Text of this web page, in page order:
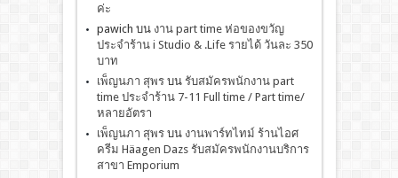
ค่ะ
pawich บน งาน part time ห่อของขวัญ
ประจำร้าน i Studio & .Life รายได้ วันละ 350
บาท
เพ็ญนภา สุพรบน รับสมัครพนักงาน part
time ประจำร้าน 7-11 Full time / Part time/
หลายอัตรา
เพ็ญนภา สุพรบน งานพาร์ทไทม์ ร้านไอศ
ครีม Häagen Dazs รับสมัครพนักงานบริการ
สาขา Emporium